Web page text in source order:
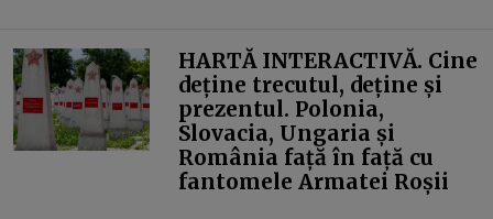
HARTĂ INTERACTIVĂ. Cine
deține trecutul, deține și
prezentul. Polonia,
Slovacia, Ungaria și
România față în față cu
fantomele Armatei Roșii